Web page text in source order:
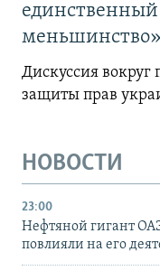
меньшинство»
Дискуссия вокруг
защиты прав
НОВОСТИ
23:00
Нефтяной гигант
повлияли на его